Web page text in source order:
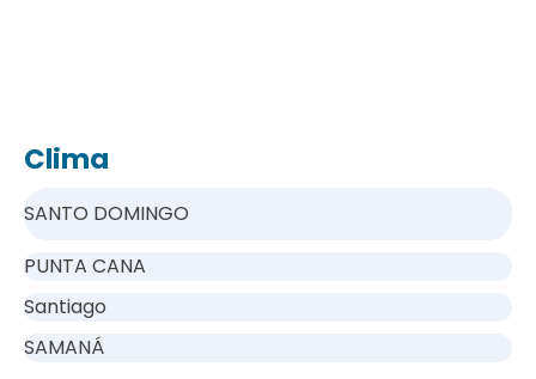
Clima
SANTO DOMINGO
PUNTA CANA
Santiago
SAMANÁ